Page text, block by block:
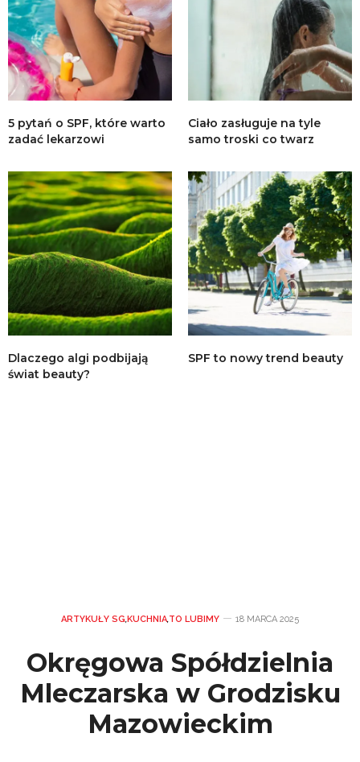
5 pytań o SPF, które warto
zadać lekarzowi
Ciało zasługuje na tyle
samo troski co twarz
Dlaczego algi podbijają
świat beauty?
SPF to nowy trend beauty
ARTYKUŁY SG KUCHNIA TO LUBIMY 18 MARCA 2025
Okręgowa Spółdzielnia
Mleczarska w Grodzisku
Mazowieckim